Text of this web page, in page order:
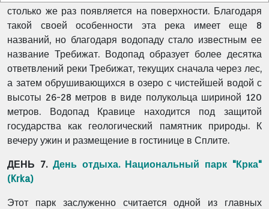
столько же раз появляется на поверхности. Благодаря
такой своей особенности эта река имеет еще 8
названий, но благодаря водопаду стало известным ее
название Требижат. Водопад образует более десятка
ответвлений реки Требижат, текущих сначала через лес,
а затем обрушивающихся в озеро с чистейшей водой с
высоты 26-28 метров в виде полукольца шириной 120
метров. Водопад Кравице находится под защитой
государства как геологический памятник природы. К
вечеру ужин и размещение в гостинице в Сплите.
ДЕНЬ 7. День отдыха. Национальный парк "Крка"
(Krka)
Этот парк заслуженно считается одной из главных